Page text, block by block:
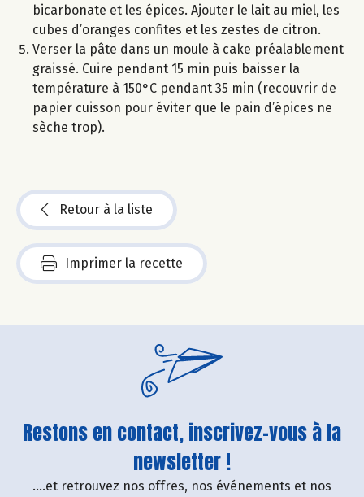
bicarbonate et les épices. Ajouter le lait au miel, les
cubes d’oranges confites et les zestes de citron.
Verser la pâte dans un moule à cake préalablement
graissé. Cuire pendant 15 min puis baisser la
température à 150°C pendant 35 min (recouvrir de
papier cuisson pour éviter que le pain d’épices ne
sèche trop).
Retour à la liste
Imprimer la recette
Restons en contact, inscrivez-vous à la
newsletter !
....et retrouvez nos offres, nos événements et nos